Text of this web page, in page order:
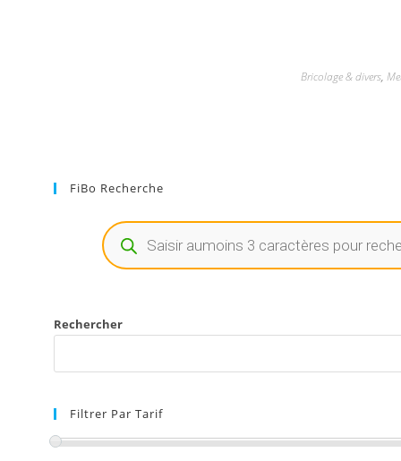
Bricolage & divers,
FiBo Recherche
Rechercher
Filtrer Par Tarif